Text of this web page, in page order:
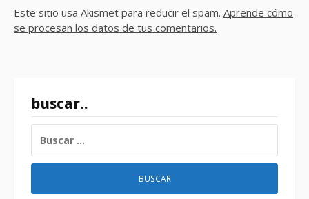
Este sitio usa Akismet para reducir el spam. Aprende cómo
se procesan los datos de tus comentarios.
buscar..